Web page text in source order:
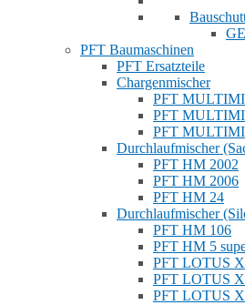
PFT Baumaschinen
PFT Ersatzteile
Chargenmischer
PFT
PFT
PFT
Durchlaufmischer
PFT HM 2002
PFT HM 2006
PFT HM 24
Durchlaufmischer
PFT HM 106
PFT HM 5
PFT LOTUS
PFT LOTUS
PFT LOTUS